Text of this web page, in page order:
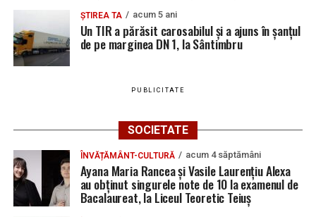
ȘTIREA TA acum 5 ani
Un TIR a părăsit carosabilul și a ajuns în șanțul
de pe marginea DN 1, la Sântimbru
PUBLICITATE
SOCIETATE
ÎNVĂȚĂMÂNT-CULTURĂ acum 4 săptămâni
Ayana Maria Rancea și Vasile Laurențiu Alexa
au obținut singurele note de 10 la examenul de
Bacalaureat, la Liceul Teoretic Teiuș